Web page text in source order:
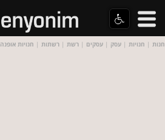
חנות | חנויות | עסק | עסקים | רשת | רשתות | חנויות אופנה